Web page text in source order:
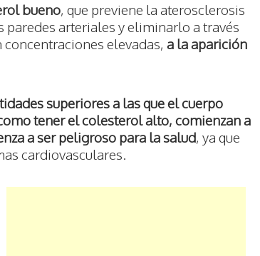
bueno, que previene la aterosclerosis
paredes arteriales y eliminarlo a través
concentraciones elevadas, a la aparición
superiores a las que el cuerpo
tener el colesterol alto, comienzan a
a ser peligroso para la salud, ya que
cardiovasculares.